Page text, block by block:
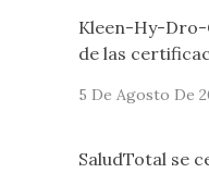
Kleen-Hy-Dro-
de las
5 De Agosto De
SaludTotal se